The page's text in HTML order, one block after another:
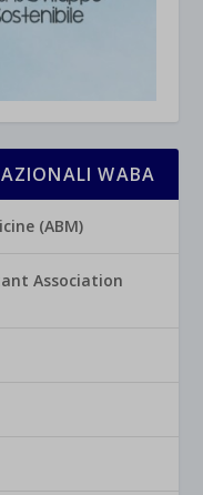
WABA
(ABM)
Association